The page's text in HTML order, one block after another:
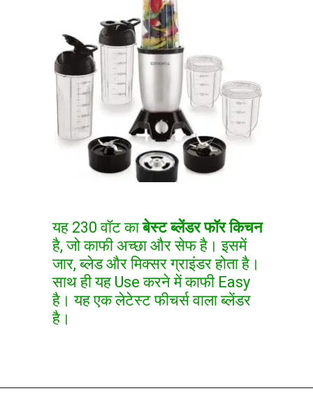
यह 230 वॉट काबेस्ट ब्लेंडर फॉर किचन
है, जो काफी अच्छा और सेफ है। इसमें
जार, ब्लेड और मिक्सर ग्राइंडर होता है।
साथ ही यह Use करने में काफी Easy
है। यह एक लेटेस्ट फीचर्स वाला ब्लेंडर
है।